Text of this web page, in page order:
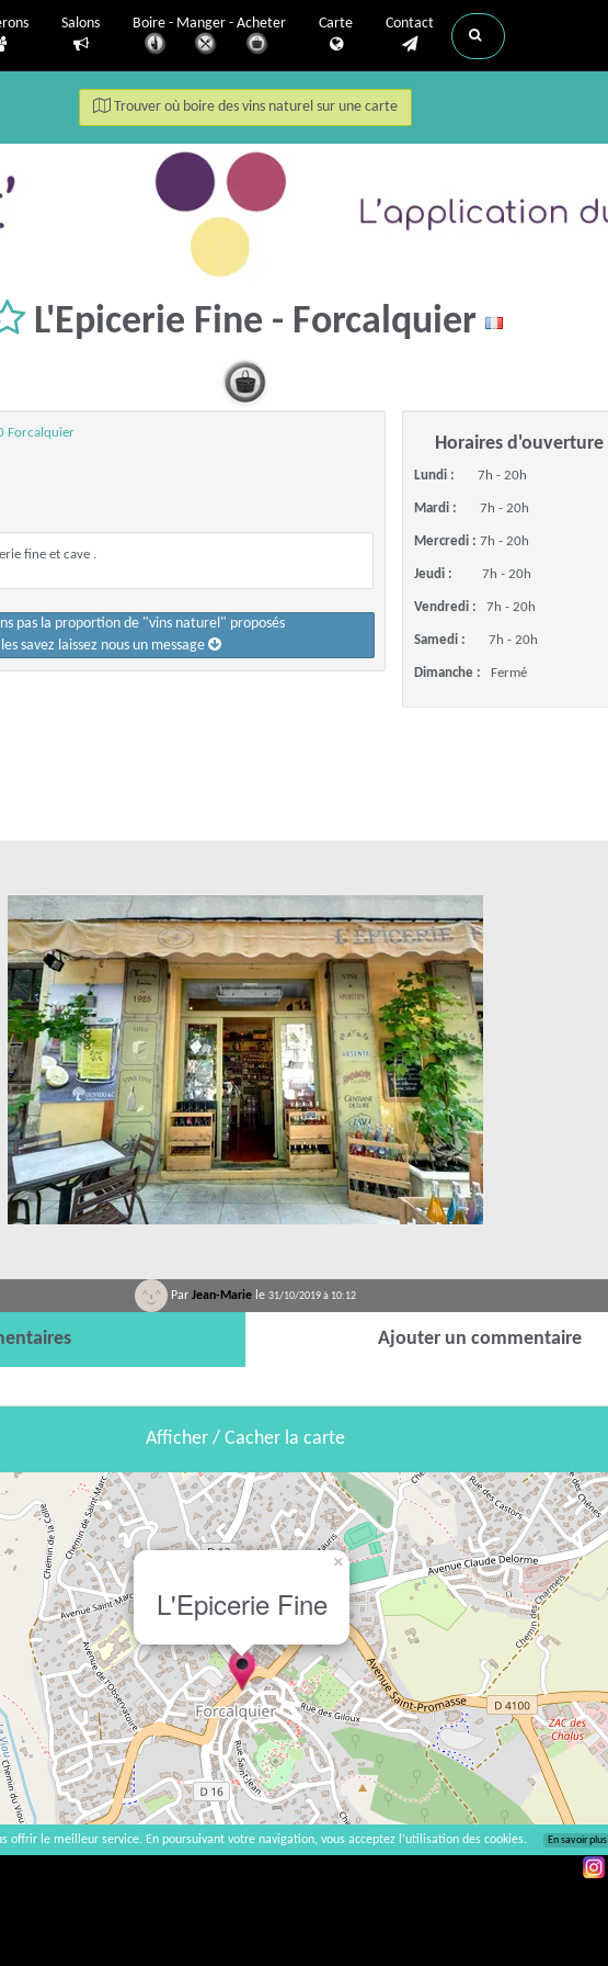
Salons Boire - Manger - Acheter Carte Contact
Trouver où boire des vins naturel sur une carte
L'Epicerie Fine - Forcalquier
Forcalquier
fine et cave .
pas la proportion de "vins naturel" proposés
savez laissez nous un message
Horaires d'ouverture
Lundi : 7h - 20h
Mardi : 7h - 20h
Mercredi : 7h - 20h
Jeudi : 7h - 20h
Vendredi : 7h - 20h
Samedi : 7h - 20h
Dimanche : Fermé
Par Jean-Marie le 31/10/2019 à 10:12
Ajouter un commentaire
Afficher / Cacher la carte
L'Epicerie Fine
×
offrir le meilleur service. En poursuivant votre navigation, vous acceptez l’utilisation des cookies. En savoir plus